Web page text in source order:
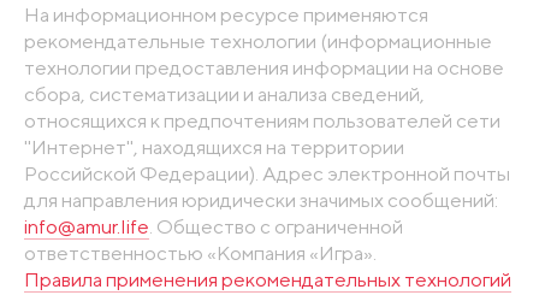
На информационном ресурсе применяются
рекомендательные технологии (информационные
технологии предоставления информации на основе
сбора, систематизации и анализа сведений,
относящихся к предпочтениям пользователей сети
"Интернет", находящихся на территории
Российской Федерации). Адрес электронной почты
для направления юридически значимых сообщений:
info@amur.life . Общество с ограниченной
ответственностью «Компания «Игра».
Правила применения рекомендательных технологий